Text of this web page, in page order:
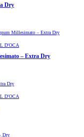
Dry
D'OCA
– Extra Dry
D'OCA